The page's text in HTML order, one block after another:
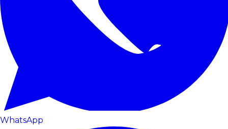
WhatsApp